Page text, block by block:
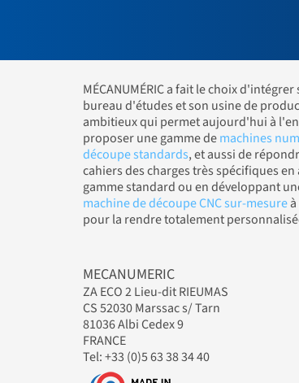
MÉCANUMÉRIC a fait le choix
bureau d'études et son usine de
ambitieux qui permet aujourd'hui à
proposer une gamme demachines
découpe standards, et aussi de
cahiers des charges très spécifiques en
gamme standard ou en développant
machine de découpe CNC sur-mesure
pour la rendre totalement
MECANUMERIC
ZA ECO 2 Lieu-dit RIEUMAS
CS 52030 Marssac s/ Tarn
81036 Albi Cedex 9
FRANCE
Tel: +33 (0)5 63 38 34 40